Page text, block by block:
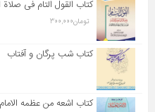
کتاب القول التام فی صلاة
تومان300,000
کتاب شب پرگان و آفتاب
کتاب اشعه من عظمه